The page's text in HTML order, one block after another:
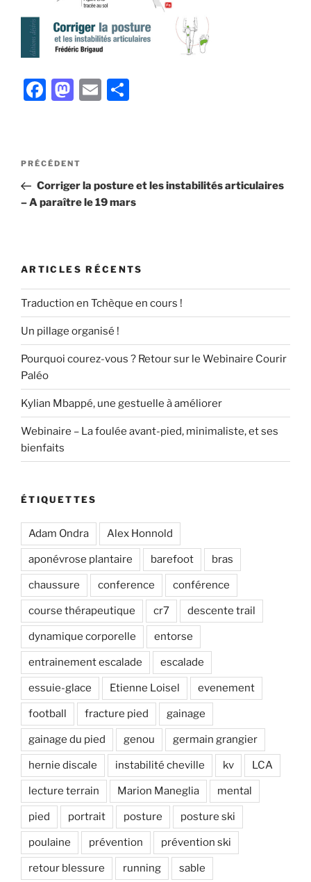
F
e
b
o
M
o
d
o
E
er
Navigation
l’article
Article
précédent
PRÉCÉDENT
Corriger la posture et les instabilités articulaires
– A paraître le 19 mars
ARTICLES RÉCENTS
Traduction en Tchèque en cours !
Un pillage organisé !
Pourquoi courez-vous ? Retour sur le Webinaire Courir
Paléo
Kylian Mbappé, une gestuelle à améliorer
Webinaire – La foulée avant-pied, minimaliste, et ses
bienfaits
ÉTIQUETTES
Adam Ondra Alex Honnold
aponévrose plantaire barefoot bras
chaussure conference conférence
course thérapeutique cr7 descente trail
dynamique corporelle entorse
entrainement escalade escalade
essuie-glace Etienne Loisel evenement
football fracture pied gainage
gainage du pied genou germain grangier
hernie discale instabilité cheville kv LCA
lecture terrain Marion Maneglia mental
pied portrait posture posture ski
poulaine prévention prévention ski
retour blessure running sable